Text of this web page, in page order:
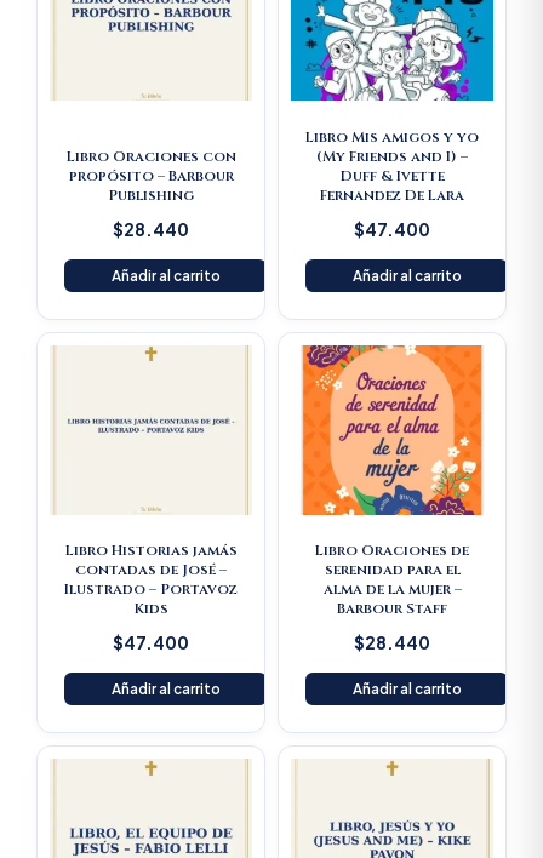
Libro Oraciones con
propósito – Barbour
Publishing
$28.440
Añadir al carrito
Libro Mis amigos y yo
(My Friends and I) –
Duff & Ivette
Fernandez De Lara
$47.400
Añadir al carrito
Libro Historias jamás
contadas de José –
Ilustrado – Portavoz
Kids
$47.400
Añadir al carrito
Libro Oraciones de
serenidad para el
alma de la mujer –
Barbour Staff
$28.440
Añadir al carrito